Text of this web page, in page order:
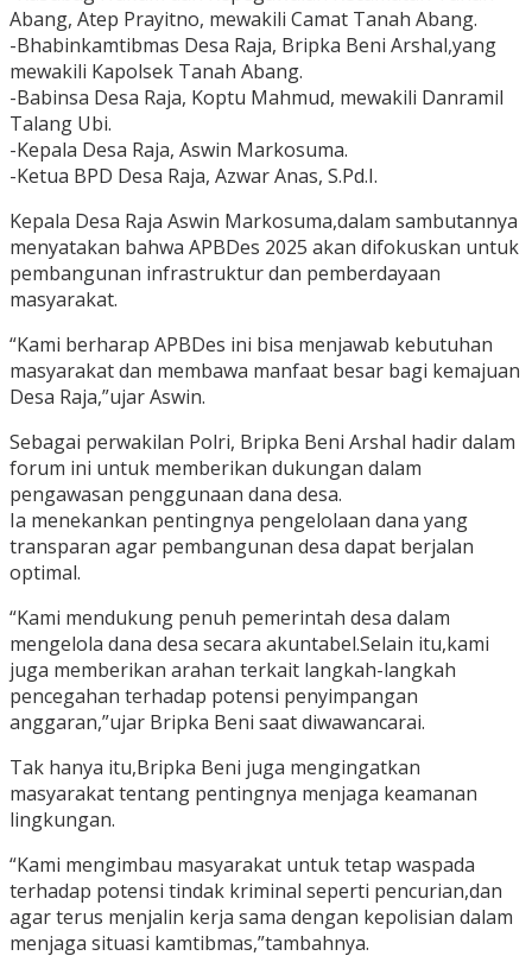
Abang, Atep Prayitno, mewakili Camat Tanah Abang.
-Bhabinkamtibmas Desa Raja, Bripka Beni Arshal,yang
mewakili Kapolsek Tanah Abang.
-Babinsa Desa Raja, Koptu Mahmud, mewakili Danramil
Talang Ubi.
-Kepala Desa Raja, Aswin Markosuma.
-Ketua BPD Desa Raja, Azwar Anas, S.Pd.I.
Kepala Desa Raja Aswin Markosuma,dalam sambutannya
menyatakan bahwa APBDes 2025 akan difokuskan untuk
pembangunan infrastruktur dan pemberdayaan
masyarakat.
“Kami berharap APBDes ini bisa menjawab kebutuhan
masyarakat dan membawa manfaat besar bagi kemajuan
Desa Raja,”ujar Aswin.
Sebagai perwakilan Polri, Bripka Beni Arshal hadir dalam
forum ini untuk memberikan dukungan dalam
pengawasan penggunaan dana desa.
Ia menekankan pentingnya pengelolaan dana yang
transparan agar pembangunan desa dapat berjalan
optimal.
“Kami mendukung penuh pemerintah desa dalam
mengelola dana desa secara akuntabel.Selain itu,kami
juga memberikan arahan terkait langkah-langkah
pencegahan terhadap potensi penyimpangan
anggaran,”ujar Bripka Beni saat diwawancarai.
Tak hanya itu,Bripka Beni juga mengingatkan
masyarakat tentang pentingnya menjaga keamanan
lingkungan.
“Kami mengimbau masyarakat untuk tetap waspada
terhadap potensi tindak kriminal seperti pencurian,dan
agar terus menjalin kerja sama dengan kepolisian dalam
menjaga situasi kamtibmas,”tambahnya.